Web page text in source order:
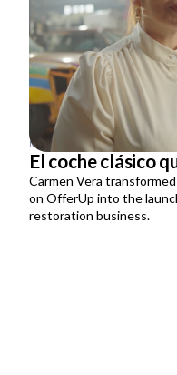
MAY 14, 2026
El coche clásico
Carmen Vera
on OfferUp into the
restoration business.